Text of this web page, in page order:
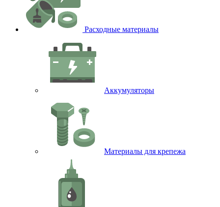
Расходные материалы
Аккумуляторы
Материалы для крепежа